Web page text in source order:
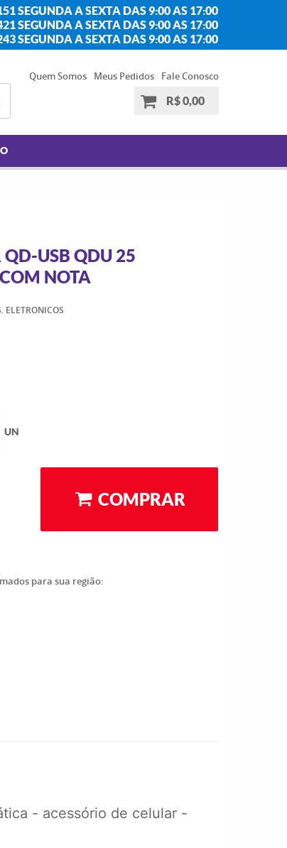
SEGUNDA A SEXTA DAS 9:00 AS 17:00
SEGUNDA A SEXTA DAS 9:00 AS 17:00
SEGUNDA A SEXTA DAS 9:00 AS 17:00
Quem Somos Meus Pedidos
Fale Conosco
R$ 0,00
USB QDU 25
NOTA
ELETRONICOS
UN
COMPRAR
para sua região:
- acessório de celular -